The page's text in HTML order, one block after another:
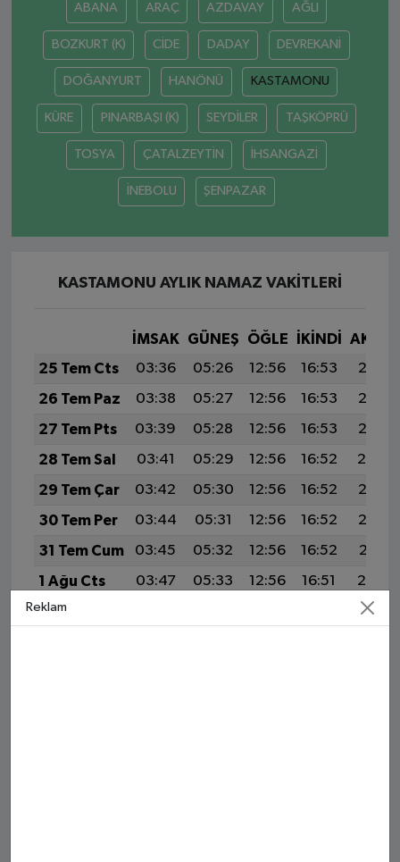
ABANA ARAÇ AZDAVAY AĞLI
BOZKURT (K) CİDE DADAY DEVREKANİ
DOĞANYURT HANÖNÜ KASTAMONU
KÜRE PINARBAŞI (K) SEYDİLER TAŞKÖPRÜ
TOSYA ÇATALZEYTİN İHSANGAZİ
İNEBOLU ŞENPAZAR
KASTAMONU AYLIK NAMAZ VAKITLERI
İMSAK GÜNEŞ ÖĞLE İKINDI
25 Tem Cts
03:36 05:26 12:56 16:53
20:17
26 Tem Paz
03:38 05:27 12:56 16:53
20:16
27 Tem Pts
03:39 05:28 12:56 16:53
20:15
28 Tem Sal
03:41 05:29 12:56 16:52
20:14
29 Tem Çar
03:42 05:30 12:56 16:52
20:13
30 Tem Per
03:44 05:31 12:56 16:52
20:12
31 Tem Cum
03:45 05:32 12:56 16:52
20:11
1 Ağu Cts
03:47 05:33 12:56 16:51
20:10
2 Ağu Paz
20:09
Reklam